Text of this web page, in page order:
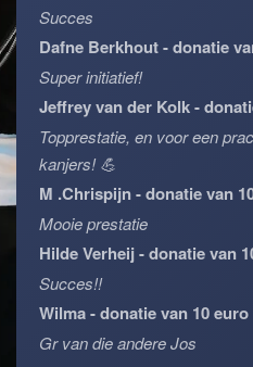
Succes
Dafne Berkhout - donatie
Super initiatief!
Jeffrey van der Kolk -
Topprestatie, en voor een
kanjers! 💪
M .Chrispijn - donatie van
Mooie prestatie
Hilde Verheij - donatie van
Succes!!
Wilma - donatie van 10 euro
Gr van die andere Jos